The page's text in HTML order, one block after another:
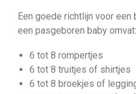
Een goede richtlijn voor
een pasgeboren baby omvat:
6 tot 8 rompertjes
6 tot 8 truitjes of shirtjes
6 tot 8 broekjes of